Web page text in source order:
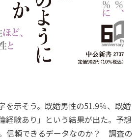
を示そう。既婚男性の51.9％、既婚
経験あり」という結果が出た。予想
信頼できるデータなのか？ 調査の